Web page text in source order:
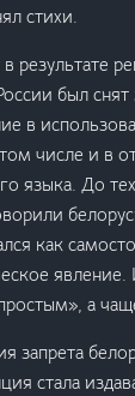
стихи.
в результате
был снят
в
числе и в
языка. До
как
явление.
а
запрета
стала